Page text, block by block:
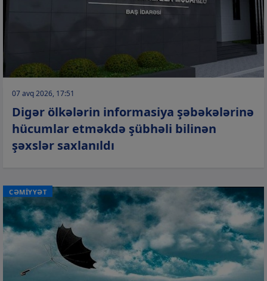
07 avq 2026, 17:51
Digər ölkələrin informasiya şəbəkələrinə
hücumlar etməkdə şübhəli bilinən
şəxslər saxlanıldı
CƏMİYYƏT